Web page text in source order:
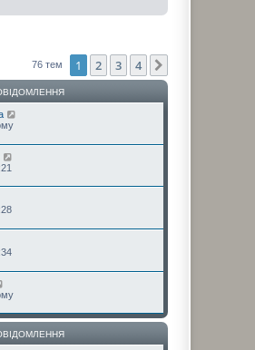
76 тем 1 2 3 4